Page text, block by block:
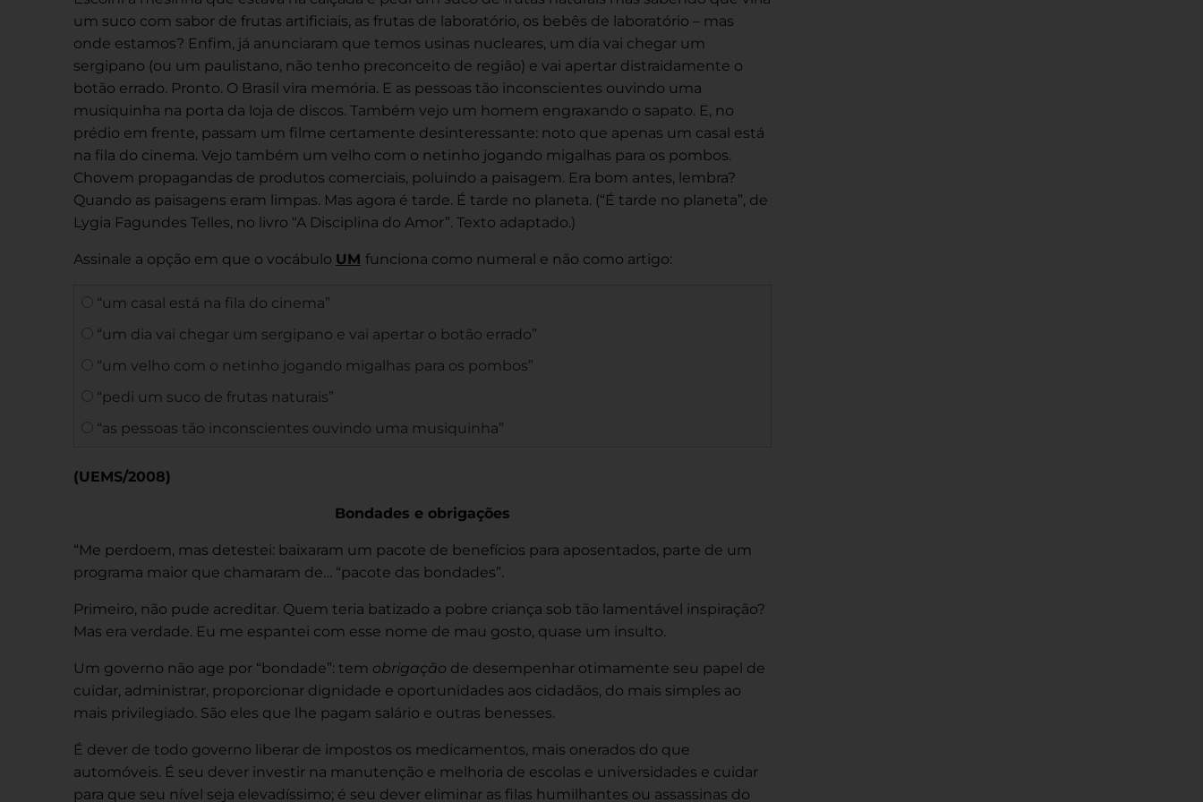
um suco com sabor de frutas artificiais, as frutas de laboratório, os bebês de laboratório – mas
onde estamos? Enfim, já anunciaram que temos usinas nucleares, um dia vai chegar um
sergipano (ou um paulistano, não tenho preconceito de região) e vai apertar distraidamente o
botão errado. Pronto. O Brasil vira memória. E as pessoas tão inconscientes ouvindo uma
musiquinha na porta da loja de discos. Também vejo um homem engraxando o sapato. E, no
prédio em frente, passam um filme certamente desinteressante: noto que apenas um casal está
na fila do cinema. Vejo também um velho com o netinho jogando migalhas para os pombos.
Chovem propagandas de produtos comerciais, poluindo a paisagem. Era bom antes, lembra?
Quando as paisagens eram limpas. Mas agora é tarde. É tarde no planeta. (“É tarde no planeta”, de
Lygia Fagundes Telles, no livro “A Disciplina do Amor”. Texto adaptado.)
Assinale a opção em que o vocábulo UM funciona como numeral e não como artigo:
“um casal está na fila do cinema”
“um dia vai chegar um sergipano e vai apertar o botão errado”
“um velho com o netinho jogando migalhas para os pombos”
“pedi um suco de frutas naturais”
“as pessoas tão inconscientes ouvindo uma musiquinha”
(UEMS/2008)
Bondades e obrigações
“Me perdoem, mas detestei: baixaram um pacote de benefícios para aposentados, parte de um
programa maior que chamaram de… “pacote das bondades”.
Primeiro, não pude acreditar. Quem teria batizado a pobre criança sob tão lamentável inspiração?
Mas era verdade. Eu me espantei com esse nome de mau gosto, quase um insulto.
Um governo não age por “bondade”: tem obrigação de desempenhar otimamente seu papel de
cuidar, administrar, proporcionar dignidade e oportunidades aos cidadãos, do mais simples ao
mais privilegiado. São eles que lhe pagam salário e outras benesses.
É dever de todo governo liberar de impostos os medicamentos, mais onerados do que
automóveis. É seu dever investir na manutenção e melhoria de escolas e universidades e cuidar
para que seu nível seja elevadíssimo; é seu dever eliminar as filas humilhantes ou assassinas do